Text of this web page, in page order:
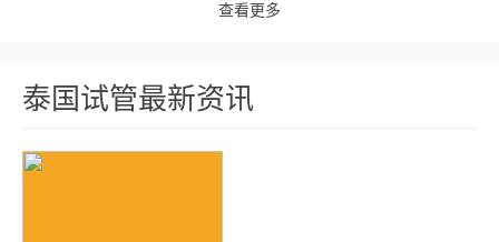
查看更多
泰国试管最新资讯